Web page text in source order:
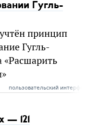
Гугль-
принцип
Гугль-
«Расшарить
пользовательский
— 121